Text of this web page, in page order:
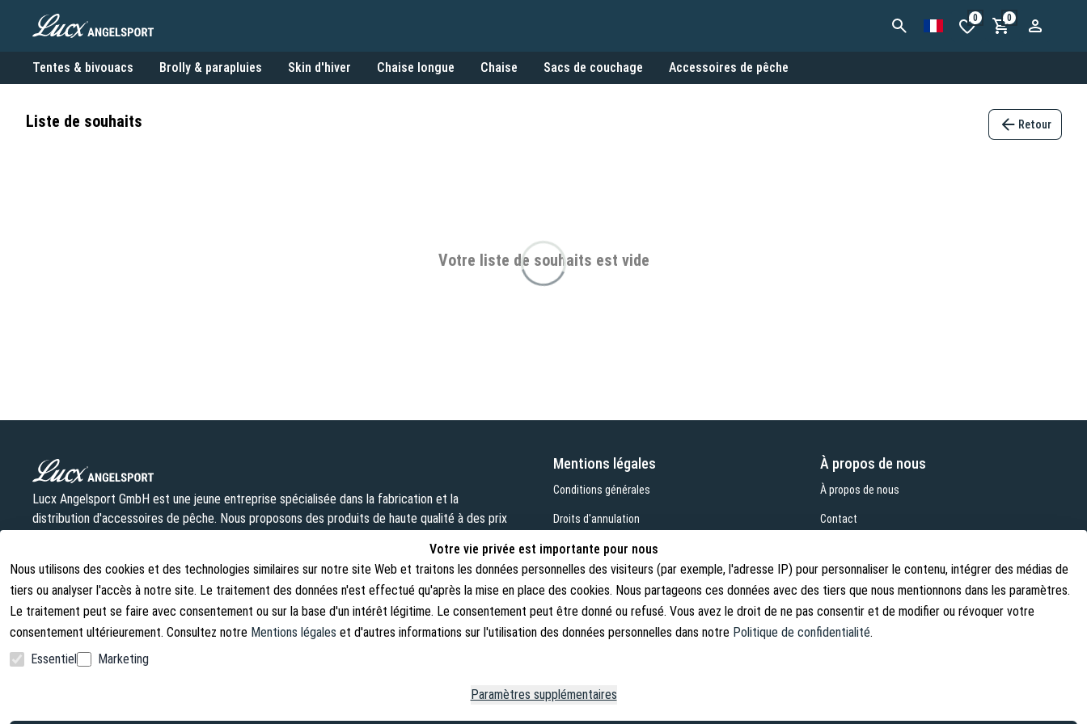
0 0
Tentes & bivouacs Brolly & parapluies Skin d'hiver Chaise longue Chaise Sacs de couchage Accessoires de pêche
Liste de souhaits Retour
Votre liste de souhaits est vide
Votre vie privée est importante pour nous
Nous utilisons des cookies et des technologies similaires sur notre site Web et traitons les données personnelles des visiteurs (par exemple, l'adresse IP) pour personnaliser le contenu, intégrer des médias de
tiers ou analyser l'accès à notre site. Le traitement des données n'est effectué qu'après la mise en place des cookies. Nous partageons ces données avec des tiers que nous mentionnons dans les paramètres.
Le traitement peut se faire avec consentement ou sur la base d'un intérêt légitime. Le consentement peut être donné ou refusé. Vous avez le droit de ne pas consentir et de modifier ou révoquer votre
consentement ultérieurement. Consultez notre Mentions légales et d'autres informations sur l'utilisation des données personnelles dans notre Politique de confidentialité.
Essentiel
Marketing
Paramètres supplémentaires
Lucx Angelsport GmbH est une jeune entreprise spécialisée dans la fabrication et la
distribution d'accessoires de pêche. Nous proposons des produits de haute qualité à des prix
info@lust-aufs-angeln.de
Mentions légales
Conditions générales
Droits d'annulation
Rétracter le contrat
Politique de confidentialité
Mentions légales
À propos de nous
À propos de nous
Contact